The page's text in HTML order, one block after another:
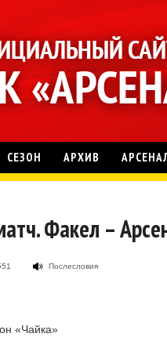
СЕЗОН АРХИВ
Факел –
Послесловия
«Чайка»